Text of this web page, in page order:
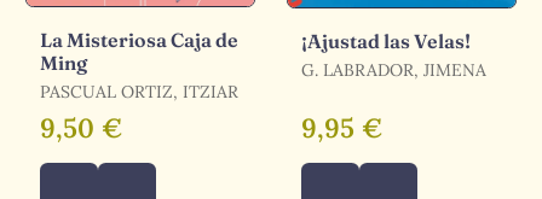
La Misteriosa Caja de
Ming
PASCUAL ORTIZ, ITZIAR
9,50 €
¡Ajustad las Velas!
G. LABRADOR, JIMENA
9,95 €